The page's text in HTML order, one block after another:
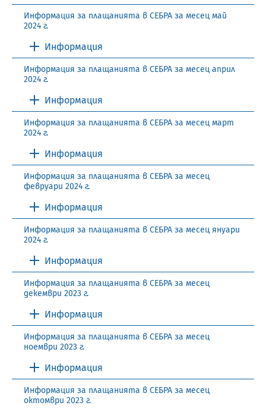
Информация за плащанията в СЕБРА за месец май
2024 г.
Информация
Информация за плащанията в СЕБРА за месец април
2024 г.
Информация
Информация за плащанията в СЕБРА за месец март
2024 г.
Информация
Информация за плащанията в СЕБРА за месец
февруари 2024 г.
Информация
Информация за плащанията в СЕБРА за месец януари
2024 г.
Информация
Информация за плащанията в СЕБРА за месец
декември 2023 г.
Информация
Информация за плащанията в СЕБРА за месец
ноември 2023 г.
Информация
Информация за плащанията в СЕБРА за месец
октомври 2023 г.